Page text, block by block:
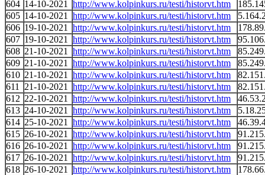
604 14-10-2021 http://www.kolpinkurs.ru/testi/historvt.htm
605 14-10-2021 http://www.kolpinkurs.ru/testi/historvt.htm
606 19-10-2021 http://www.kolpinkurs.ru/testi/historvt.htm
607 19-10-2021 http://www.kolpinkurs.ru/testi/historvt.htm
608 21-10-2021 http://www.kolpinkurs.ru/testi/historvt.htm
609 21-10-2021 http://www.kolpinkurs.ru/testi/historvt.htm
610 21-10-2021 http://www.kolpinkurs.ru/testi/historvt.htm
611
21-10-2021 http://www.kolpinkurs.ru/testi/historvt.htm
612 22-10-2021 http://www.kolpinkurs.ru/testi/historvt.htm
613 24-10-2021 http://www.kolpinkurs.ru/testi/historvt.htm
614 25-10-2021 http://www.kolpinkurs.ru/testi/historvt.htm
615 26-10-2021 http://www.kolpinkurs.ru/testi/historvt.htm
616 26-10-2021 http://www.kolpinkurs.ru/testi/historvt.htm
617 26-10-2021 http://www.kolpinkurs.ru/testi/historvt.htm
618 26-10-2021 http://www.kolpinkurs.ru/testi/historvt.htm